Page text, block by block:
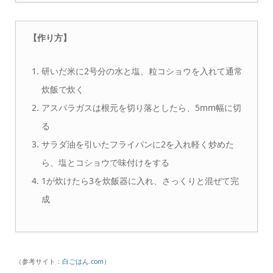
【作り方】
研いだ米に2号分の水と塩、粒コショウを入れて通常
炊飯で炊く
アスパラガスは根元を切り落としたら、5mm幅に切
る
サラダ油を引いたフライパンに2を入れ軽く炒めた
ら、塩とコショウで味付けをする
1が炊けたら3を炊飯器に入れ、さっくりと混ぜて完
成
（参考サイト： 白ごはん.com ）